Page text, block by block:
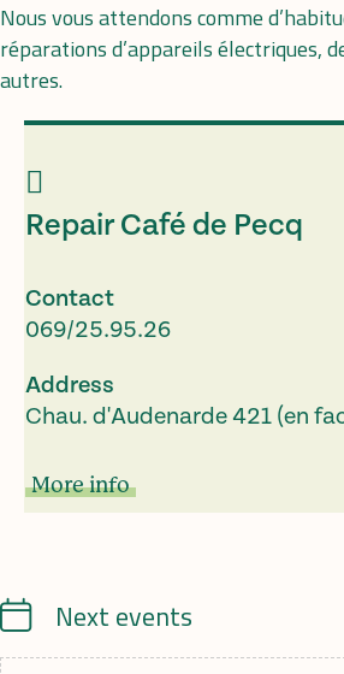
Nous vous attendons comme
réparations d’appareils électriques,
autres.
Repair Café de Pecq
Contact
069/25.95.26
Address
Chau. d'Audenarde 421 (en
More info
CalendrierNext events